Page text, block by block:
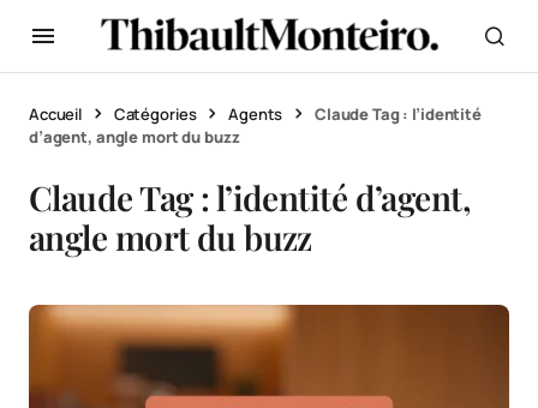
Accueil Catégories Agents
Claude Tag : l’identité
d’agent, angle mort du buzz
Claude Tag : l’identité d’agent,
angle mort du buzz